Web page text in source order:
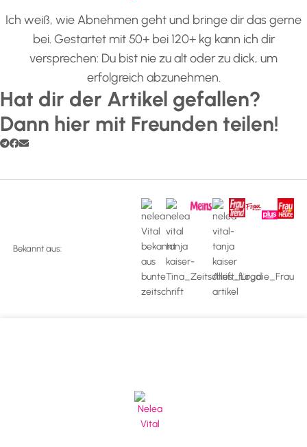
Ich weiß, wie Abnehmen geht und bringe dir das gerne
bei. Gestartet mit 50+ bei 120+ kg kann ich dir
versprechen: Du bist nie zu alt oder zu dick, um
erfolgreich abzunehmen.
Hat dir der Artikel gefallen?
Dann hier mit Freunden teilen!
Bekannt aus: